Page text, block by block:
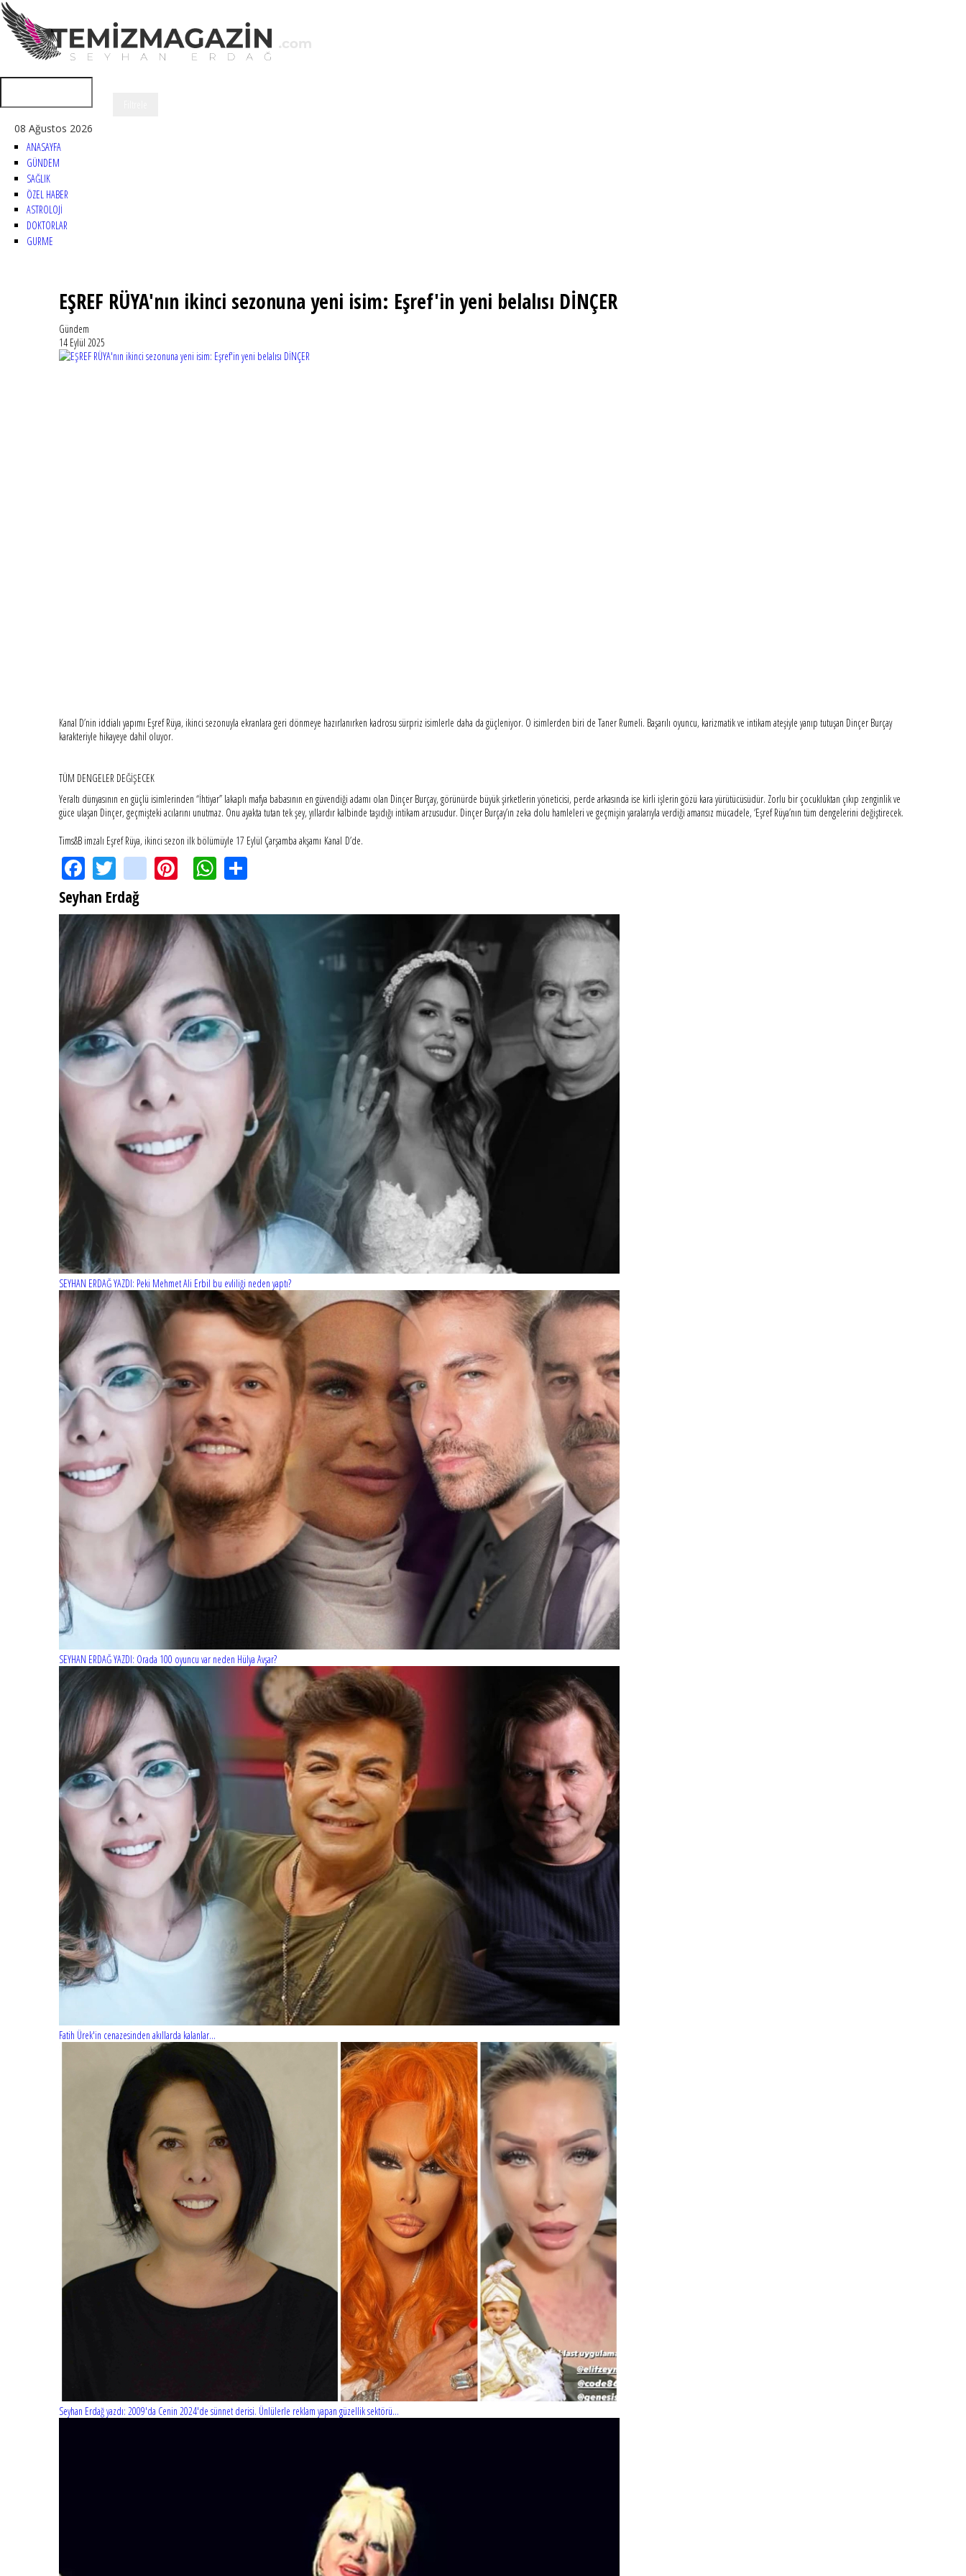
08 Ağustos 2026
ANASAYFA
GÜNDEM
SAĞLIK
ÖZEL HABER
ASTROLOJİ
DOKTORLAR
GURME
EŞREF RÜYA'nın ikinci sezonuna yeni isim: Eşref'in yeni belalısı DİNÇER
Gündem
14 Eylül 2025
Kanal D’nin iddialı yapımı Eşref Rüya, ikinci sezonuyla ekranlara geri dönmeye hazırlanırken kadrosu sürpriz isimlerle daha da güçleniyor. O isimlerden biri de Taner Rumeli. Başarılı oyuncu, karizmatik ve intikam ateşiyle yanıp tutuşan Dinçer Burçay
karakteriyle hikayeye dahil oluyor.
TÜM DENGELER DEĞİŞECEK
Yeraltı dünyasının en güçlü isimlerinden “İhtiyar” lakaplı mafya babasının en güvendiği adamı olan Dinçer Burçay, görünürde büyük şirketlerin yöneticisi, perde arkasında ise kirli işlerin gözü kara yürütücüsüdür. Zorlu bir çocukluktan çıkıp zenginlik ve
güce ulaşan Dinçer, geçmişteki acılarını unutmaz. Onu ayakta tutan tek şey, yıllardır kalbinde taşıdığı intikam arzusudur. Dinçer Burçay’ın zeka dolu hamleleri ve geçmişin yaralarıyla verdiği amansız mücadele, ‘Eşref Rüya’nın tüm dengelerini değiştirecek.
Tims&B imzalı Eşref Rüya, ikinci sezon ilk bölümüyle 17 Eylül Çarşamba akşamı Kanal D’de.
Facebook
Twitterinstagram
PinterestWhatsApp
Share
Seyhan Erdağ
SEYHAN ERDAĞ YAZDI: Peki Mehmet Ali Erbil bu evliliği neden yaptı?
SEYHAN ERDAĞ YAZDI: Orada 100 oyuncu var neden Hülya Avşar?
Fatih Ürek'in cenazesinden akıllarda kalanlar...
Seyhan Erdağ yazdı: 2009'da Cenin 2024'de sünnet derisi. Ünlülerle reklam yapan güzellik sektörü...